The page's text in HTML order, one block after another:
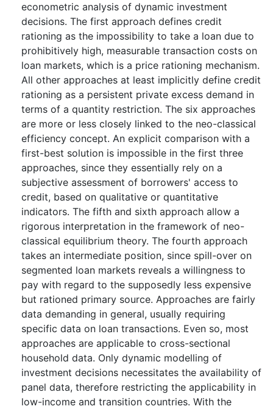
econometric analysis of dynamic investment
decisions. The first approach defines credit
rationing as the impossibility to take a loan due to
prohibitively high, measurable transaction costs on
loan markets, which is a price rationing mechanism.
All other approaches at least implicitly define credit
rationing as a persistent private excess demand in
terms of a quantity restriction. The six approaches
are more or less closely linked to the neo-classical
efficiency concept. An explicit comparison with a
first-best solution is impossible in the first three
approaches, since they essentially rely on a
subjective assessment of borrowers' access to
credit, based on qualitative or quantitative
indicators. The fifth and sixth approach allow a
rigorous interpretation in the framework of neo-
classical equilibrium theory. The fourth approach
takes an intermediate position, since spill-over on
segmented loan markets reveals a willingness to
pay with regard to the supposedly less expensive
but rationed primary source. Approaches are fairly
data demanding in general, usually requiring
specific data on loan transactions. Even so, most
approaches are applicable to cross-sectional
household data. Only dynamic modelling of
investment decisions necessitates the availability of
panel data, therefore restricting the applicability in
low-income and transition countries. With the